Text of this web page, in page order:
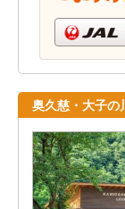
奥久慈・大子の